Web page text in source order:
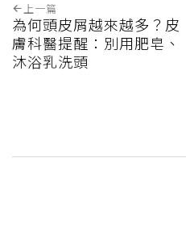
上一篇
為何頭皮屑越來越多？皮
膚科醫提醒：別用肥皂、
沐浴乳洗頭